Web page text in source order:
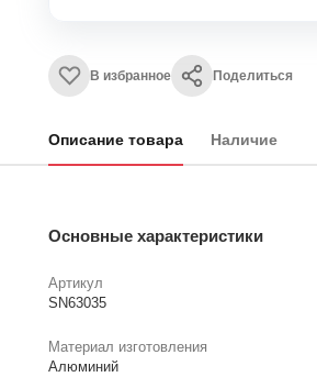
В избранное Поделиться
Описание товара Наличие
Основные характеристики
Артикул
SN63035
Материал изготовления
Алюминий